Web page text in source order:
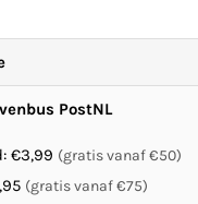
PostNL
€3,99 (gratis vanaf €50)
(gratis vanaf €75)